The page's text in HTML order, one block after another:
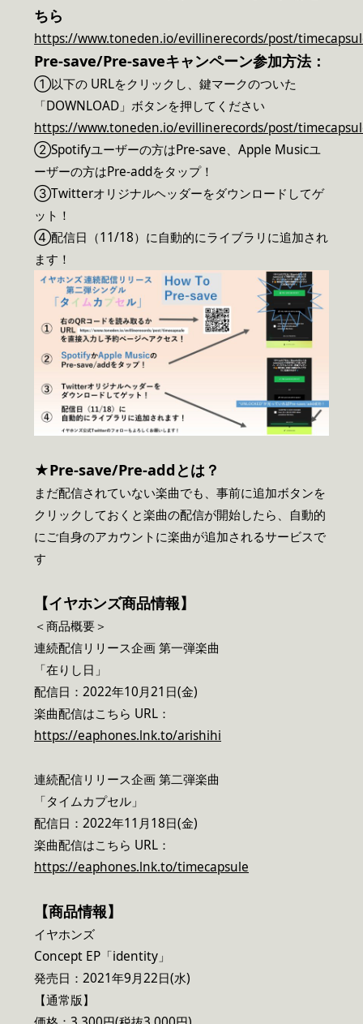
ちら
https://www.toneden.io/evillinerecords/post/
Pre-save/Pre-saveキャンペーン参加方法：
①以下の URLをクリックし、鍵マークのついた
「DOWNLOAD」ボタンを押してください
https://www.toneden.io/evillinerecords/post/
②Spotifyユーザーの方はPre-save、Apple Musicユ
ーザーの方はPre-addをタップ！
③Twitterオリジナルヘッダーをダウンロードしてゲ
ット！
④配信日（11/18）に自動的にライブラリに追加され
ます！
★Pre-save/Pre-addとは？
まだ配信されていない楽曲でも、事前に追加ボタンを
クリックしておくと楽曲の配信が開始したら、自動的
にご自身のアカウントに楽曲が追加されるサービスで
す
【イヤホンズ商品情報】
＜商品概要＞
連続配信リリース企画 第一弾楽曲
「在りし日」
配信日：2022年10月21日(金)
楽曲配信はこちら URL：
https://eaphones.lnk.to/arishihi
連続配信リリース企画 第二弾楽曲
「タイムカプセル」
配信日：2022年11月18日(金)
楽曲配信はこちら URL：
https://eaphones.lnk.to/timecapsule
【商品情報】
イヤホンズ
Concept EP「identity」
発売日：2021年9月22日(水)
【通常版】